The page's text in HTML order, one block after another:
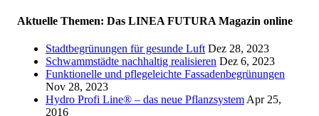
Aktuelle Themen: Das LINEA FUTURA Magazin online
Stadtbegrünungen für gesunde Luft Dez 28, 2023
Schwammstädte nachhaltig realisieren Dez 6, 2023
Funktionelle und pflegeleichte Fassadenbegrünungen
Nov 28, 2023
Hydro Profi Line® – das neue Pflanzsystem Apr 25,
2016